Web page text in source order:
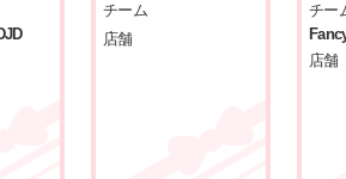
チーム
店舗
チー
店舗